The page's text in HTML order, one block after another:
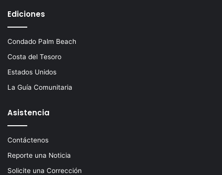
Ediciones
Condado Palm Beach
Costa del Tesoro
Estados Unidos
La Guía Comunitaria
Asistencia
Contáctenos
Reporte una Noticia
Solicite una Corrección